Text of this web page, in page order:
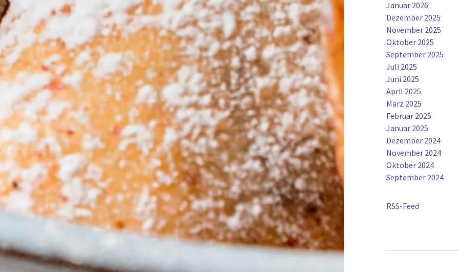
Januar 2026
Dezember 2025
November 2025
Oktober 2025
September 2025
Juli 2025
Juni 2025
April 2025
März 2025
Februar 2025
Januar 2025
Dezember 2024
November 2024
Oktober 2024
September 2024
RSS-Feed